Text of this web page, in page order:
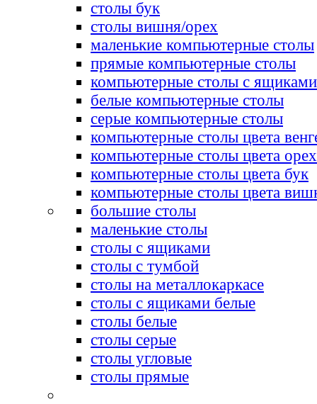
столы бук
столы вишня/орех
маленькие компьютерные столы
прямые компьютерные столы
компьютерные столы с ящиками
белые компьютерные столы
серые компьютерные столы
компьютерные столы цвета
компьютерные столы цвета орех
компьютерные столы цвета бук
компьютерные столы цвета
большие столы
маленькие столы
столы с ящиками
столы с тумбой
столы на металлокаркасе
столы с ящиками белые
столы белые
столы серые
столы угловые
столы прямые